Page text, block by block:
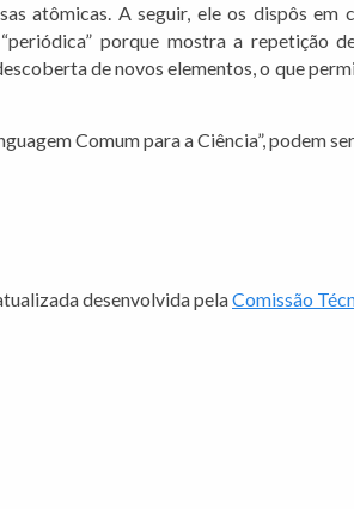
atômicas. A seguir, ele os dispôs em
porque mostra a repetição
de novos elementos, o que
Comum para a Ciência”, podem
desenvolvida pelaComissão